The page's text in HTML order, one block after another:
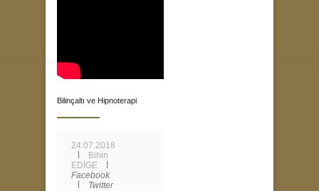
Bilinçaltı ve Hipnoterapi
24.07.2018
Bihin
EDİGE
Facebook
Twitter